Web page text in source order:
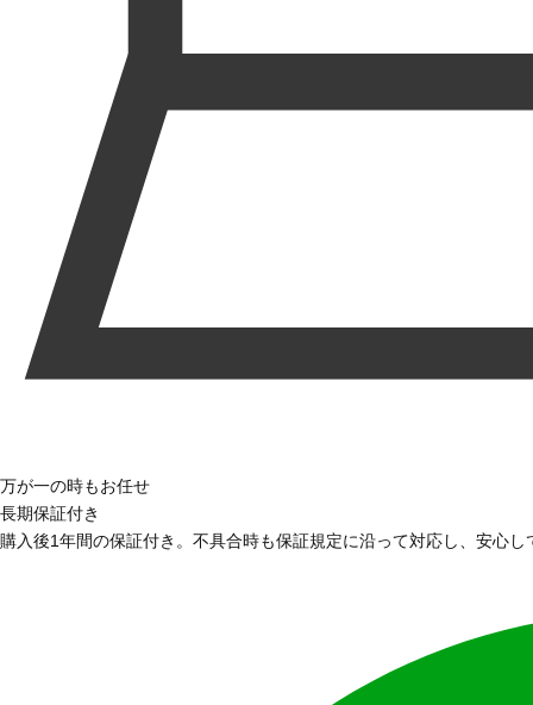
万が一の時もお任せ
長期保証付き
購入後1年間の保証付き。不具合時も保証規定に沿って対応し、安心